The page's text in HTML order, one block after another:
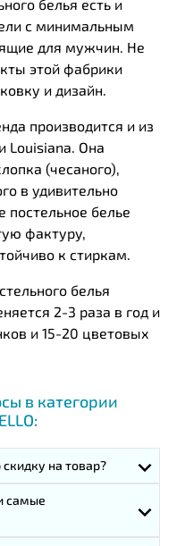
белья есть и
с минимальным
для мужчин. Не
этой фабрики
и дизайн.
производится и из
Louisiana. Она
(чесаного),
в удивительно
постельное белье
фактуру,
к стиркам.
белья
2-3 раза в год и
и 15-20 цветовых
в категории
на товар?
самые